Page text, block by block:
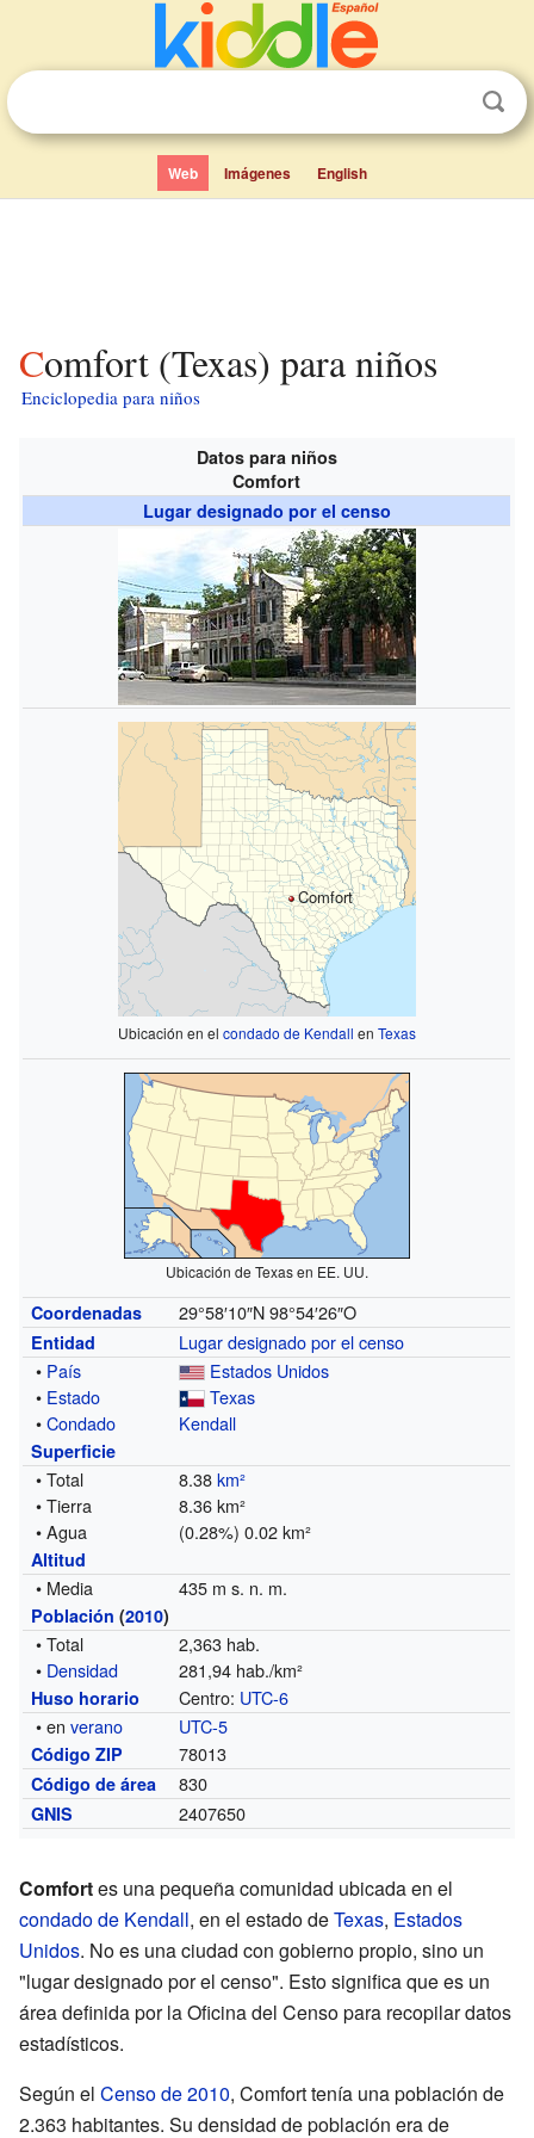
Web Imágenes English
Comfort (Texas) para niños
Enciclopedia para niños
Datos para niños
Comfort
Lugar designado por el censo
Comfort
Ubicación en el condado de Kendall en Texas
Ubicación de Texas en EE. UU.
Coordenadas 29°58′10″N 98°54′26″O
Entidad
Lugar designado por el censo
• País
Estados Unidos
• Estado
Texas
•Condado Kendall
Superficie
• Total 8.38km²
• Tierra
8.36 km²
• Agua
(0.28%) 0.02 km²
Altitud
• Media 435 m s. n. m.
Población (2010)
• Total
2,363 hab.
• Densidad 281,94 hab./km²
Huso horario Centro: UTC-6
• enverano UTC-5
Código ZIP 78013
Código de área 830
GNIS 2407650
Comfortes una pequeña comunidad ubicada en el
condado de Kendall, en el estado deTexas, Estados
Unidos. No es una ciudad con gobierno propio, sino un
"lugar designado por el censo". Esto significa que es un
área definida por la Oficina del Censo para recopilar datos
estadísticos.
Según el Censo de 2010, Comfort tenía una población de
2.363 habitantes. Su densidad de población era de